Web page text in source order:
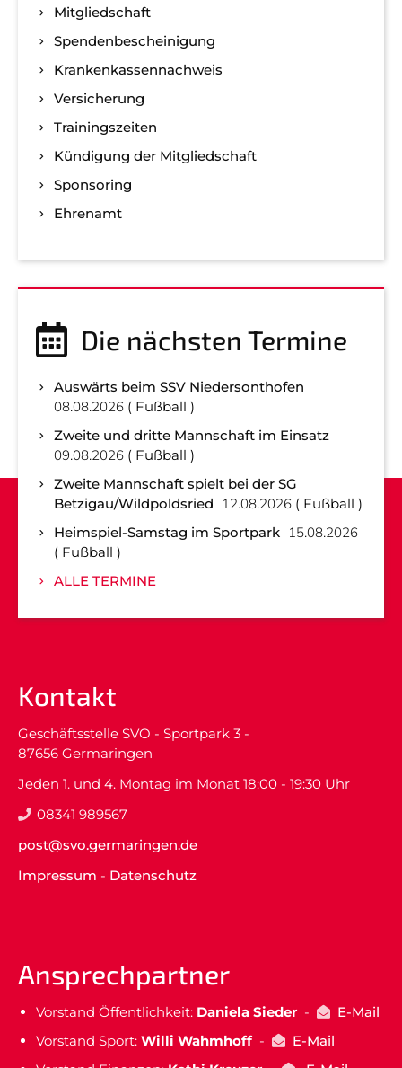
Mitgliedschaft
Spenden­bescheinigung
Kranken­kassen­nachweis
Versicherung
Trainingszeiten
Kündigung der Mitgliedschaft
Sponsoring
Ehrenamt
Die nächsten Termine
Auswärts beim SSV Niedersonthofen
08.08.2026
Fußball
Zweite und dritte Mannschaft im Einsatz
09.08.2026
Fußball
Zweite Mannschaft spielt bei der SG
Betzigau/Wildpoldsried
12.08.2026
Fußball
Heimspiel-Samstag im Sportpark 15.08.2026
Fußball
ALLE TERMINE
Kontakt
Geschäftsstelle SVO - Sportpark 3 -
87656 Germaringen
Jeden 1. und 4. Montag im Monat 18:00 - 19:30 Uhr
08341 989567
post@svo.germaringen.de
Impressum - Datenschutz
Ansprechpartner
Vorstand Öffentlichkeit: Daniela Sieder-
E-Mail
Vorstand Sport: Willi Wahmhoff-
E-Mail